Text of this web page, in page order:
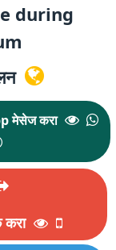
during
मेसेज करा
करा